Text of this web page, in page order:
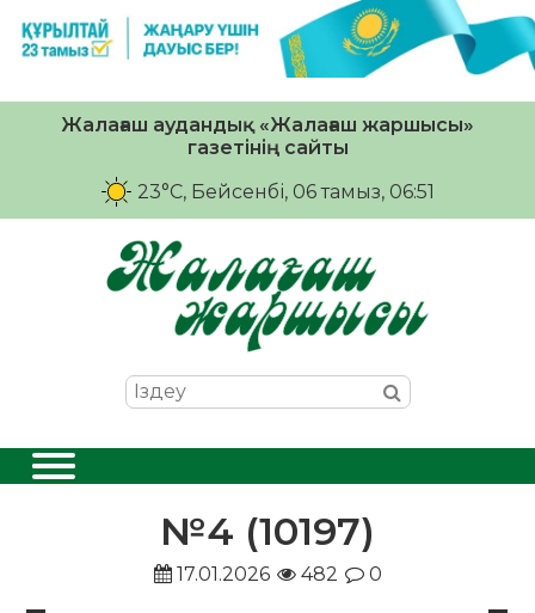
Жалағаш аудандық «Жалағаш жаршысы»
газетінің сайты
23°C, Бейсенбі, 06 тамыз, 06:51
№4 (10197)
17.01.2026 482 0